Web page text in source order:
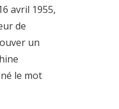
avril 1955,
de
un
le mot